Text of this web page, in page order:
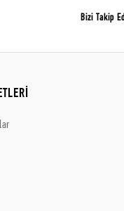
Bizi Takip